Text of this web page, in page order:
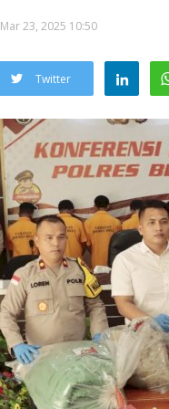
Mar 23, 2025 10:50
Twitter